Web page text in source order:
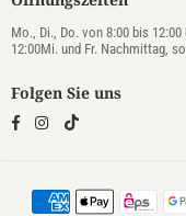
Mo., Di., Do. von 8:00 bis
12:00Mi. und Fr. Nachmittag,
Folgen Sie uns
FacebookInstagram